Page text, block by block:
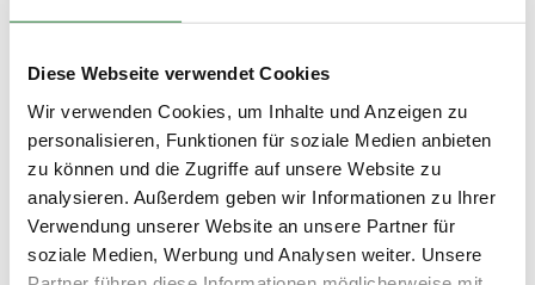
Diese Webseite verwendet Cookies
Wir verwenden Cookies, um Inhalte und Anzeigen zu
personalisieren, Funktionen für soziale Medien anbieten
zu können und die Zugriffe auf unsere Website zu
analysieren. Außerdem geben wir Informationen zu Ihrer
Verwendung unserer Website an unsere Partner für
soziale Medien, Werbung und Analysen weiter. Unsere
Sa.vorm.: 1; Sa.nachm.: 2,3 So.vorm.: 4,5; nachm.: 6,7
Ergebnisse:
Zu den Ergebnissen auf www.fn-erfolgsdaten.de